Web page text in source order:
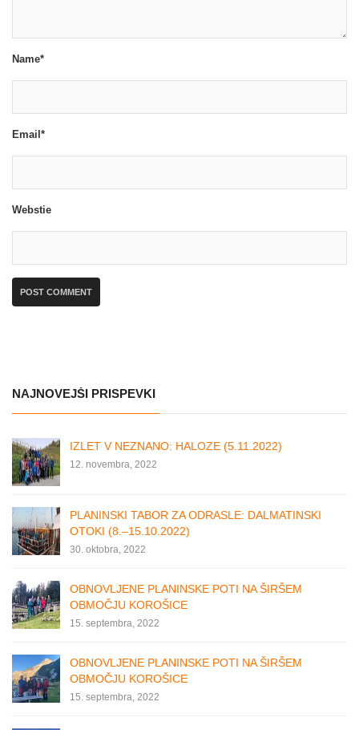
Name*
Email*
Webstie
NAJNOVEJŠI PRISPEVKI
IZLET V NEZNANO: HALOZE (5.11.2022)
12. novembra, 2022
PLANINSKI TABOR ZA ODRASLE: DALMATINSKI
OTOKI (8.–15.10.2022)
30. oktobra, 2022
OBNOVLJENE PLANINSKE POTI NA ŠIRŠEM
OBMOČJU KOROŠICE
15. septembra, 2022
OBNOVLJENE PLANINSKE POTI NA ŠIRŠEM
OBMOČJU KOROŠICE
15. septembra, 2022